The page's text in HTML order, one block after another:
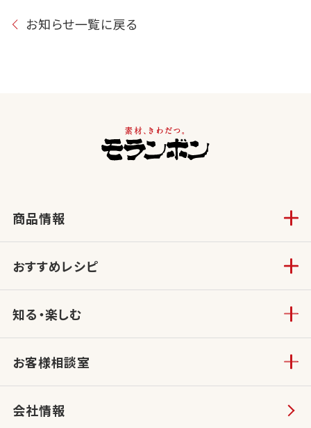
お知らせ一覧に戻る
商品情報
おすすめレシピ
知る・楽しむ
お客様相談室
会社情報